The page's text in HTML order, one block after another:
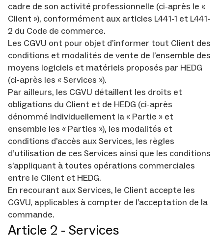
cadre de son activité professionnelle (ci-après le «
Client »), conformément aux articles L441-1 et L441-
2 du Code de commerce.
Les CGVU ont pour objet d’informer tout Client des
conditions et modalités de vente de l’ensemble des
moyens logiciels et matériels proposés par HEDG
(ci-après les « Services »).
Par ailleurs, les CGVU détaillent les droits et
obligations du Client et de HEDG (ci-après
dénommé individuellement la « Partie » et
ensemble les « Parties »), les modalités et
conditions d’accès aux Services, les règles
d’utilisation de ces Services ainsi que les conditions
s’appliquant à toutes opérations commerciales
entre le Client et HEDG.
En recourant aux Services, le Client accepte les
CGVU, applicables à compter de l’acceptation de la
commande.
Article 2 - Services